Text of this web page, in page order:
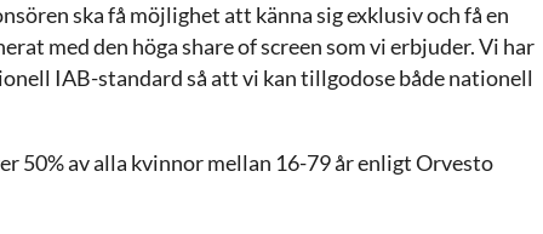
ska få möjlighet att känna sig exklusiv och få en
med den höga share of screen som vi erbjuder. Vi har
IAB-standard så att vi kan tillgodose både nationell
50% av alla kvinnor mellan 16-79 år enligt Orvesto